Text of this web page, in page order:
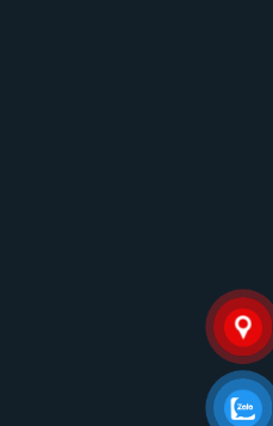
phần tựa lưng bo
trợ cột sống và
ghế plywood gỗ tự
khả năng chịu lực
Galvano, chống oxy
vẻ ngoài sang
sắc, giúp ghế Finn
nhau.